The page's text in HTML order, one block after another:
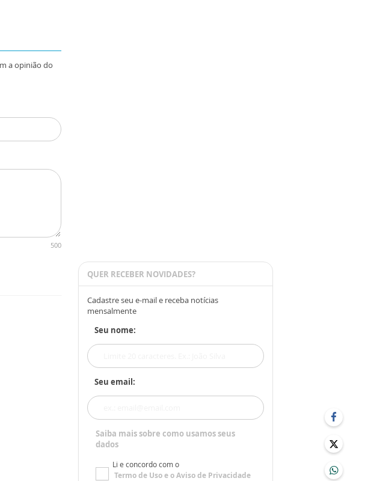
a opinião do
500
QUER RECEBER NOVIDADES?
Cadastre seu e-mail e receba notícias
mensalmente
Seu nome:
Seu email:
Saiba mais sobre como usamos seus
dados
Li e concordo com o
Termo de Usoe oAviso de Privacidade